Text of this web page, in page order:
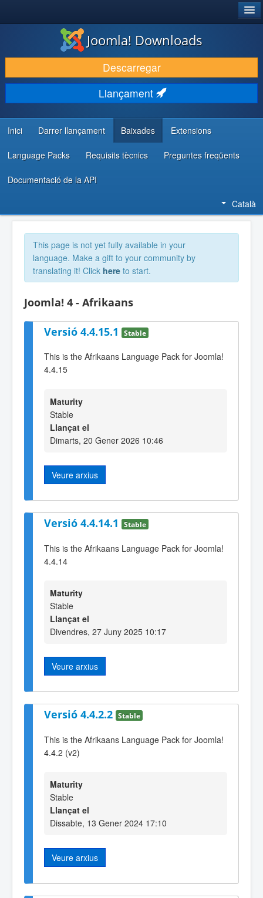
DESCARREGA & AMPLIA
DESCOBRIR & APRENDRE
COMUNITAT & SUPORT
RECURSOS PER DESENVOLUPADORS/ES
Joomla! Downloads
Descarregar
Llançament
Inici Darrer llançament Baixades Extensions
Language Packs Requisits tècnics Preguntes freqüents
Documentació de la API
Català
This page is not yet fully available in your
language. Make a gift to your community by
translating it! Click here to start.
Joomla! 4 - Afrikaans
Versió 4.4.15.1 Stable
This is the Afrikaans Language Pack for Joomla!
4.4.15
Maturity
Stable
Llançat el
Dimarts, 20 Gener 2026 10:46
Veure arxius
Versió 4.4.14.1 Stable
This is the Afrikaans Language Pack for Joomla!
4.4.14
Maturity
Stable
Llançat el
Divendres, 27 Juny 2025 10:17
Veure arxius
Versió 4.4.2.2 Stable
This is the Afrikaans Language Pack for Joomla!
4.4.2 (v2)
Maturity
Stable
Llançat el
Dissabte, 13 Gener 2024 17:10
Veure arxius